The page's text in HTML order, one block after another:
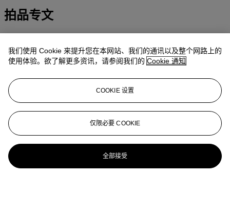
拍品专文
catalogue raisonnéof the artist’s work.
查看全部
查看全部
我们使用 Cookie 来提升您在本网站、我们的通讯以及整个网路上的
使用体验。欲了解更多资讯，请参阅我们的 Cookie 通知
COOKIE 设置
仅限必要 COOKIE
全部接受